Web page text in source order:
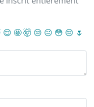
😌 🤩🤯 😒 😐 😳 😔 🌷